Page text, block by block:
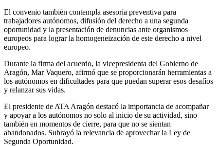
El convenio también contempla asesoría preventiva para
trabajadores autónomos, difusión del derecho a una segunda
oportunidad y la presentación de denuncias ante organismos
europeos para lograr la homogeneización de este derecho a nivel
europeo.
Durante la firma del acuerdo, la vicepresidenta del Gobierno de
Aragón, Mar Vaquero, afirmó que se proporcionarán herramientas a
los autónomos en dificultades para que puedan superar esos desafíos
y relanzar sus vidas.
El presidente de ATA Aragón destacó la importancia de acompañar
y apoyar a los autónomos no solo al inicio de su actividad, sino
también en momentos de cierre, para que no se sientan
abandonados. Subrayó la relevancia de aprovechar la Ley de
Segunda Oportunidad.